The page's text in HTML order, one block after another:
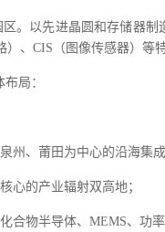
。以先进晶圆和存储器
）、CIS（图像传感器）
局：
州、莆田为中心的沿海集
心的产业辐射双高地；
合物半导体、MEMS、功